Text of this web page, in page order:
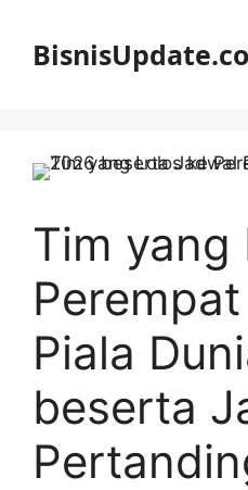
Tim yang
Piala
beserta